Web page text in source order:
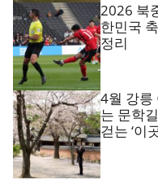
2026 북
한민국
정리
4월 강릉
는 문학
걷는 ‘이